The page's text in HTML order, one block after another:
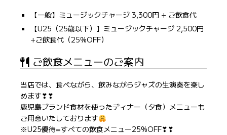
【一般】ミュージックチャージ 3,300円 + ご飲食代
【U25（25歳以下）】ミュージックチャージ 2,500円
+ご飲食代（25%OFF）
ご飲食メニューのご案内
当店では、食べながら、飲みながらジャズの生演奏を楽し
めます❣❣
鹿児島ブランド食材を使ったディナー（夕食）メニューも
ご用意いたしております
※U25優待=すべての飲食メニュー25%OFF❣❣